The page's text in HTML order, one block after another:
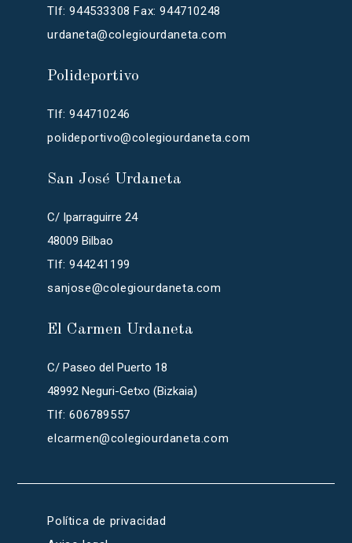
Tlf: 944533308 Fax: 944710248
urdaneta@colegiourdaneta.com
Polideportivo
Tlf: 944710246
polideportivo@colegiourdaneta.com
San José Urdaneta
C/ Iparraguirre 24
48009 Bilbao
Tlf: 944241199
sanjose@colegiourdaneta.com
El Carmen Urdaneta
C/ Paseo del Puerto 18
48992 Neguri-Getxo (Bizkaia)
Tlf: 606789557
elcarmen@colegiourdaneta.com
Política de privacidad